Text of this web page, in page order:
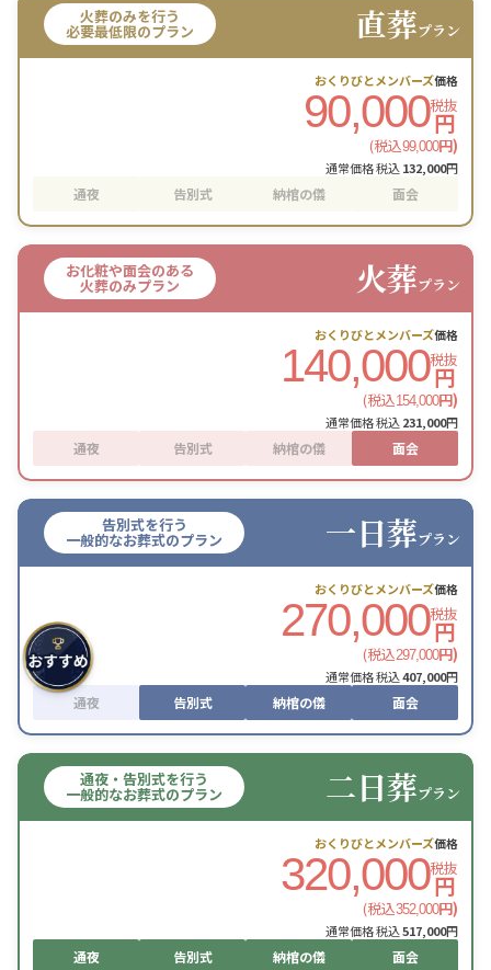
火葬のみを行う
必要最低限のプラン 直葬プラン
おくりびとメンバーズ価格
90,000税抜
円
(税込99,000円)
通常価格 税込132,000円
通夜 告別式 納棺の儀 面会
お化粧や面会のある
火葬のみプラン 火葬プラン
おくりびとメンバーズ価格
140,000税抜
円
(税込154,000円)
通常価格 税込231,000円
通夜 告別式 納棺の儀 面会
告別式を行う
一般的なお葬式のプラン 一日葬プラン
おくりびとメンバーズ価格
270,000税抜
円
(税込297,000円)
通常価格 税込407,000円
通夜 告別式 納棺の儀 面会
通夜・告別式を行う
一般的なお葬式のプラン 二日葬プラン
おくりびとメンバーズ価格
320,000税抜
円
(税込352,000円)
通常価格 税込517,000円
通夜 告別式 納棺の儀 面会